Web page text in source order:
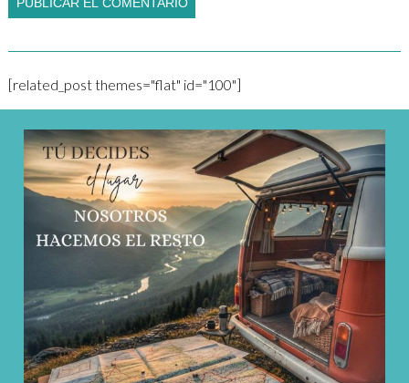
[related_post themes="flat" id="100"]